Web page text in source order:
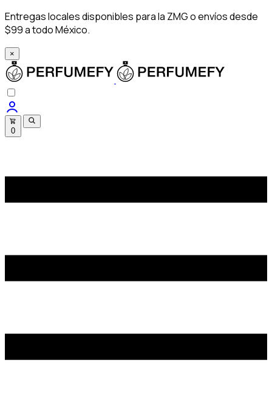
Entregas locales disponibles para la ZMG o envíos desde
$99 a todo México.
×
0